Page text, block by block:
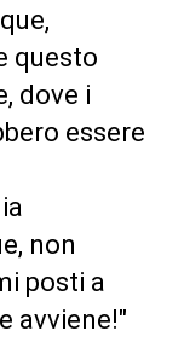
questo
dove i
essere
non
posti a
avviene!"